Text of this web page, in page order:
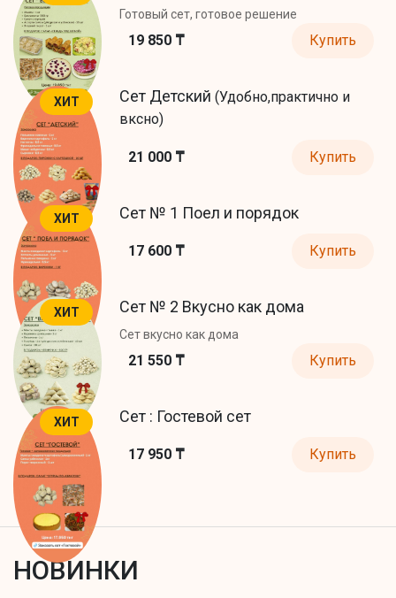
Готовый сет, готовое решение
19 850 ₸ Купить
ХИТ Сет Детский (Удобно,практично и
вксно)
21 000 ₸ Купить
ХИТ Сет № 1 Поел и порядок
17 600 ₸ Купить
ХИТ Сет № 2 Вкусно как дома
Сет вкусно как дома
21 550 ₸ Купить
ХИТ Сет : Гостевой сет
17 950 ₸ Купить
НОВИНКИ